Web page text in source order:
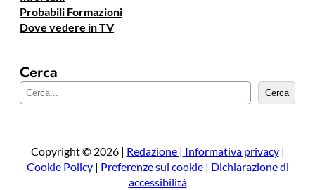
Probabili Formazioni
Dove vedere in TV
Cerca
e
a
Cerca
Copyright © 2026 | Redazione | Informativa privacy|
Cookie Policy| Preferenze sui cookie| Dichiarazione di
accessibilità